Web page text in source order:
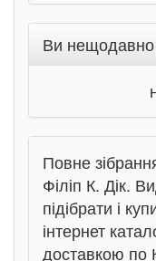
Ви
Повне
Філіп К. Дік.
підібрати і
інтернет
доставкою по